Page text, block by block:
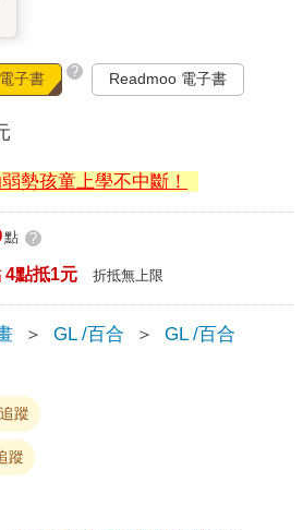
子書 ? Readmoo 電子書
勢孩童上學不中斷！
點 ?
4點抵1元 折抵無上限
＞ GL /百合 ＞ GL /百合
追蹤
蹤